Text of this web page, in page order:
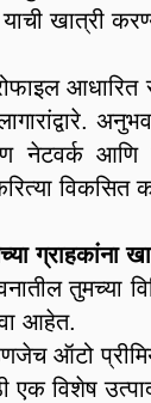
खात्री
आधारित
नेटवर्क आणि
ग्राहकांना
तुमच्या
आहेत.
ऑटो
एक विशेष